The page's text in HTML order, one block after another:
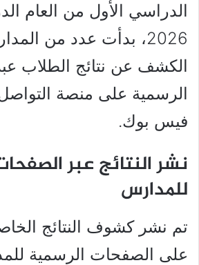
2026، بدأت عدد من
الكشف عن نتائج الطلاب
الرسمية على منصة
فيس بوك.
نشر النتائج عبر
للمدارس
تم نشر كشوف النتائج
على الصفحات الرسمية